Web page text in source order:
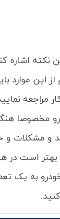
نکته
این موارد
مراجعه
مخصوصا
و مشکلات و
است در
به یک